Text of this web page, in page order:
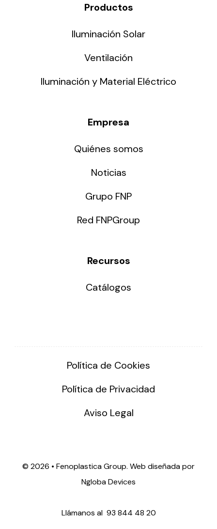
Productos
Iluminación Solar
Ventilación
Iluminación y Material Eléctrico
Empresa
Quiénes somos
Noticias
Grupo FNP
Red FNPGroup
Recursos
Catálogos
Política de Cookies
Política de Privacidad
Aviso Legal
© 2026 • Fenoplastica Group. Web diseñada por
Ngloba Devices
Llámanos al 93 844 48 20